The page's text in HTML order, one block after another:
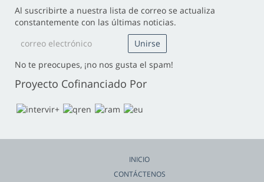
Al suscribirte a nuestra lista de correo se actualiza
constantemente con las últimas noticias.
No te preocupes, ¡no nos gusta el spam!
Proyecto Cofinanciado Por
INICIO
CONTÁCTENOS